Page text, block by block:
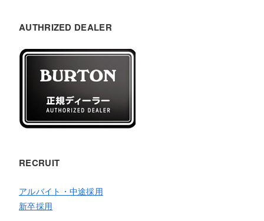
AUTHRIZED DEALER
RECRUIT
アルバイト・中途採用
新卒採用